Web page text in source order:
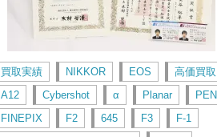
買取実績 NIKKOR EOS
高価買取
A12
Cybershot α Planar
PEN
FINEPIX
F2 645 F3
F-1